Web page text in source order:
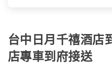
台中日月千禧酒店
店專車到府接送